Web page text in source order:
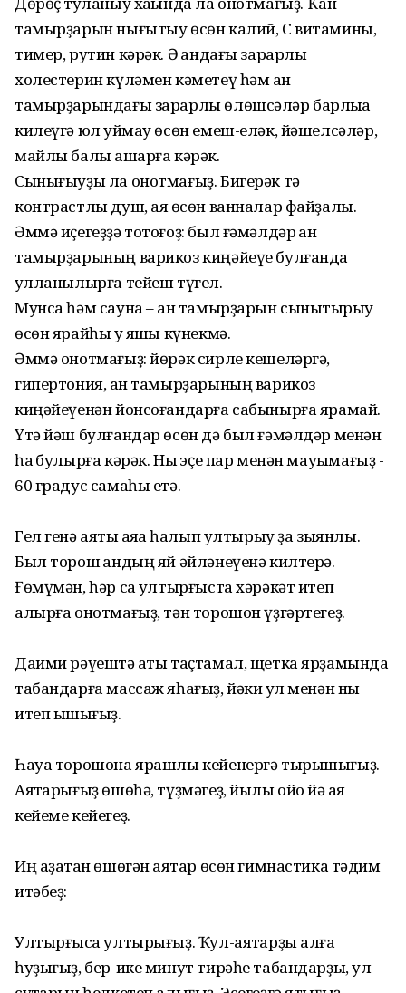
тамырҙарын нығытыу өсөн калий, С витамины,
тимер, рутин кәрәк. Ә ҡандағы зарарлы
холестерин күләмен кәметеү һәм ҡан
тамырҙарындағы зарарлы өлөшсәләр барлыҡҡа
килеүгә юл ҡуймау өсөн емеш-еләк, йәшелсәләр,
майлы балыҡ ашарға кәрәк.
Сынығыуҙы ла онотмағыҙ. Бигерәк тә
контрастлы душ, аяҡ өсөн ванналар файҙалы.
Әммә иҫегеҙҙә тотоғоҙ: был ғәмәлдәр ҡан
тамырҙарының варикоз киңәйеүе булғанда
ҡулланылырға тейеш түгел.
Мунса һәм сауна – ҡан тамырҙарын сыныҡтырыу
өсөн ярайһы уҡ яҡшы күнекмә.
Әммә онотмағыҙ: йөрәк сирле кешеләргә,
гипертония, ҡан тамырҙарының варикоз
киңәйеүенән йонсоғандарға сабынырға ярамай.
Үтә йәш булғандар өсөн дә был ғәмәлдәр менән
һаҡ булырға кәрәк. Ныҡ эҫе пар менән мауыҡмағыҙ -
60 градус самаһы етә.
Гел генә аяҡты аяҡҡа һалып ултырыу ҙа зыянлы.
Был торош ҡандың яй әйләнеүенә килтерә.
Ғөмүмән, һәр саҡ ултырғыста хәрәкәт итеп
алырға онотмағыҙ, тән торошон үҙгәртегеҙ.
Даими рәүештә ҡаты таҫтамал, щетка ярҙамында
табандарға массаж яһағыҙ, йәки ҡул менән ныҡ
итеп ышҡығыҙ.
Һауа торошона ярашлы кейенергә тырышығыҙ.
Аяҡтарығыҙ өшөһә, түҙмәгеҙ, йылы ойоҡ йә аяҡ
кейеме кейегеҙ.
Иң аҙаҡтан өшөгән аяҡтар өсөн гимнастика тәҡдим
итәбеҙ:
Ултырғысҡа ултырығыҙ. Ҡул-аяҡтарҙы алға
һуҙығыҙ, бер-ике минут тирәһе табандарҙы, ҡул